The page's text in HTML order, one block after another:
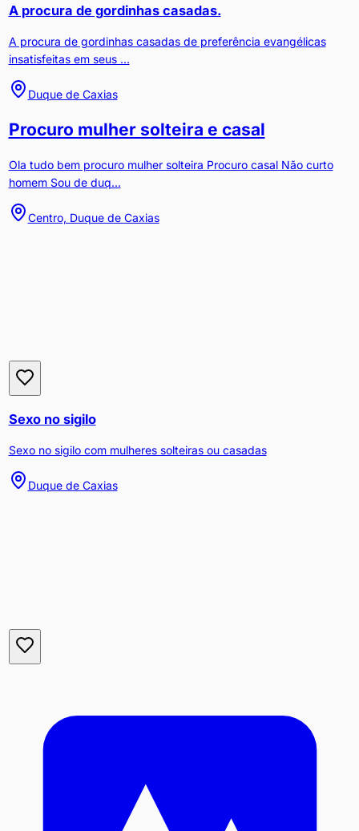
A procura de gordinhas casadas.
A procura de gordinhas casadas de preferência evangélicas
insatisfeitas em seus ...
Duque de Caxias
Procuro mulher solteira e casal
Ola tudo bem procuro mulher solteira Procuro casal Não curto
homem Sou de duq...
Centro, Duque de Caxias
Sexo no sigilo
Sexo no sigilo com mulheres solteiras ou casadas
Duque de Caxias